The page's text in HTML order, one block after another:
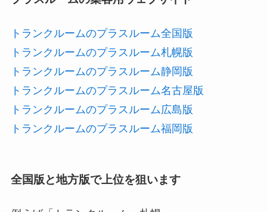
トランクルームのプラスルーム全国版
トランクルームのプラスルーム札幌版
トランクルームのプラスルーム静岡版
トランクルームのプラスルーム名古屋版
トランクルームのプラスルーム広島版
トランクルームのプラスルーム福岡版
全国版と地方版で上位を狙います